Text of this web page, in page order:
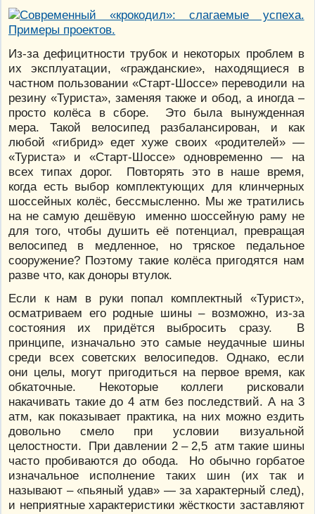
Из-за дефицитности трубок и некоторых проблем в
их эксплуатации, «гражданские», находящиеся в
частном пользовании «Старт-Шоссе» переводили на
резину «Туриста», заменяя также и обод, а иногда –
просто колёса в сборе. Это была вынужденная
мера. Такой велосипед разбалансирован, и как
любой «гибрид» едет хуже своих «родителей» —
«Туриста» и «Старт-Шоссе» одновременно — на
всех типах дорог. Повторять это в наше время,
когда есть выбор комплектующих для клинчерных
шоссейных колёс, бессмысленно. Мы же тратились
на не самую дешёвую именно шоссейную раму не
для того, чтобы душить её потенциал, превращая
велосипед в медленное, но тряское педальное
сооружение? Поэтому такие колёса пригодятся нам
разве что, как доноры втулок.
Если к нам в руки попал комплектный «Турист»,
осматриваем его родные шины – возможно, из-за
состояния их придётся выбросить сразу. В
принципе, изначально это самые неудачные шины
среди всех советских велосипедов. Однако, если
они целы, могут пригодиться на первое время, как
обкаточные. Некоторые коллеги рисковали
накачивать такие до 4 атм без последствий. А на 3
атм, как показывает практика, на них можно ездить
довольно смело при условии визуальной
целостности. При давлении 2 – 2,5 атм такие шины
часто пробиваются до обода. Но обычно горбатое
изначальное исполнение таких шин (их так и
называют – «пьяный удав» — за характерный след),
и неприятные характеристики жёсткости заставляют